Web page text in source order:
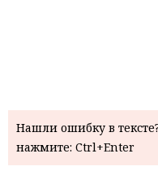
Нашли ошибку в
нажмите: Ctrl+Enter